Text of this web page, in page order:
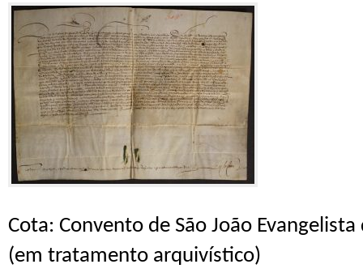
Cota: Convento de São João
(em tratamento arquivístico)